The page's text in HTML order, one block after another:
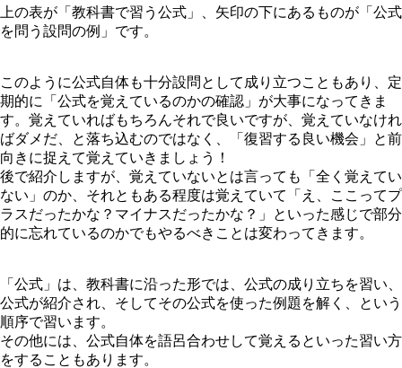
上の表が「教科書で習う公式」、矢印の下にあるものが「公式
を問う設問の例」です。
このように公式自体も十分設問として成り立つこともあり、定
期的に「公式を覚えているのかの確認」が大事になってきま
す。覚えていればもちろんそれで良いですが、覚えていなけれ
ばダメだ、と落ち込むのではなく、「復習する良い機会」と前
向きに捉えて覚えていきましょう！
後で紹介しますが、覚えていないとは言っても「全く覚えてい
ない」のか、それともある程度は覚えていて「え、ここってプ
ラスだったかな？マイナスだったかな？」といった感じで部分
的に忘れているのかでもやるべきことは変わってきます。
「公式」は、教科書に沿った形では、公式の成り立ちを習い、
公式が紹介され、そしてその公式を使った例題を解く、という
順序で習います。
その他には、公式自体を語呂合わせして覚えるといった習い方
をすることもあります。